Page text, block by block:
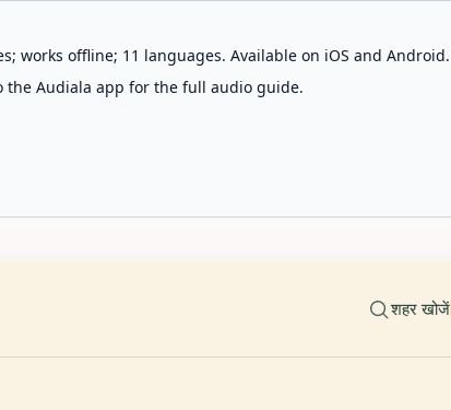
works offline; 11 languages. Available on iOS and Android.
the Audiala app for the full audio guide.
शहर खोजें